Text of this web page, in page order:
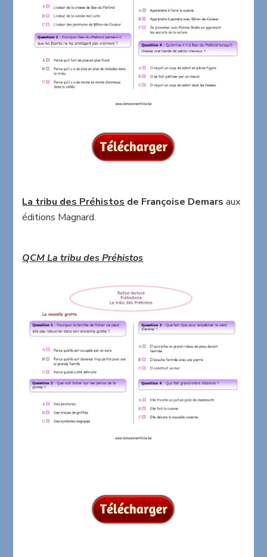
La tribu des Préhistos de Françoise Demars aux
éditions Magnard.
QCM La tribu des Préhistos